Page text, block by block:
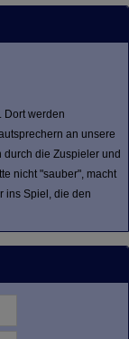
Dort werden
an unsere
durch die Zuspieler und
nicht "sauber", macht
ins Spiel, die den